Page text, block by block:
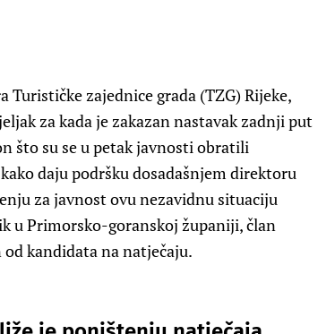
zajednice grada (TZG) Rijeke,
za kada je zakazan nastavak zadnji put
što su se u petak javnosti obratili
daju podršku dosadašnjem direktoru
za javnost ovu nezavidnu situaciju
u Primorsko-goranskoj županiji, član
kandidata na natječaju.